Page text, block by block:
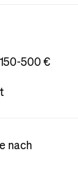
500 €
nach